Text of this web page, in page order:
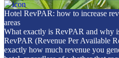
Hotel RevPAR: how to increase
areas
What exactly is RevPAR and why
RevPAR (Revenue Per Available
exactly how much revenue you